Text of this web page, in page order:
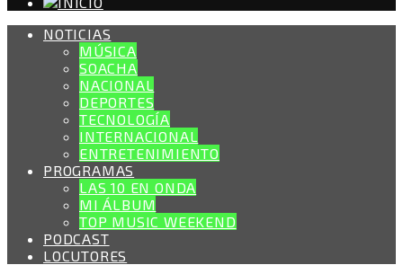
NOTICIAS
MÚSICA
SOACHA
NACIONAL
DEPORTES
TECNOLOGÍA
INTERNACIONAL
ENTRETENIMIENTO
PROGRAMAS
LAS 10 EN ONDA
MI ÁLBUM
TOP MUSIC WEEKEND
PODCAST
LOCUTORES